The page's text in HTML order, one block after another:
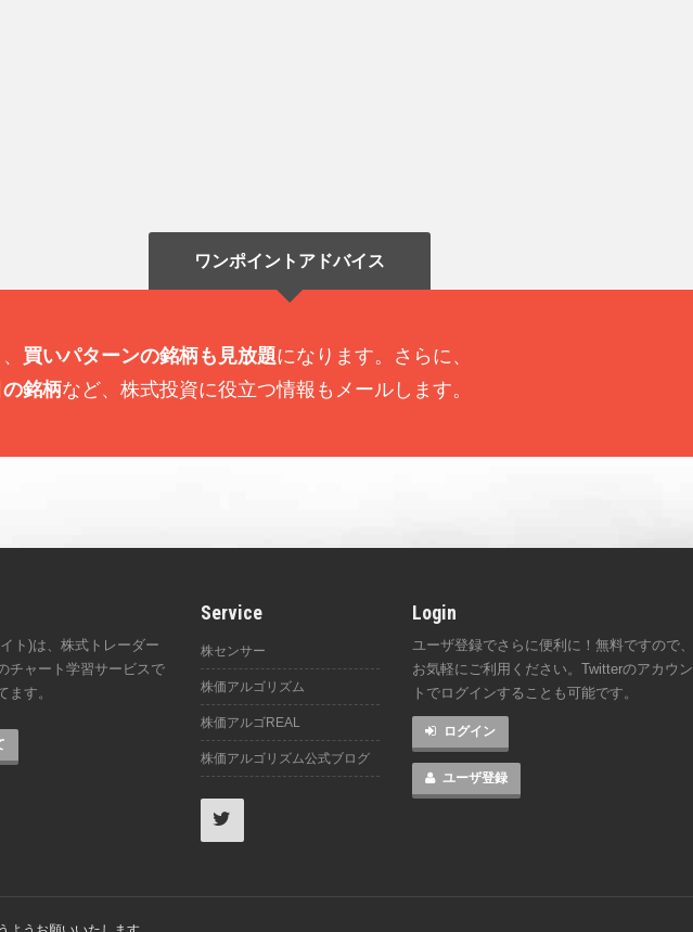
ワンポイントアドバイス
買いパターンの銘柄も見放題になります。さらに、
銘柄など、株式投資に役立つ情報もメールします。
ト)は、株式トレーダー
チャート学習サービスで
ます。
Service
株センサー
株価アルゴリズム
株価アルゴREAL
株価アルゴリズム公式ブログ
Login
ユーザ登録でさらに便利に！無料ですので、
お気軽にご利用ください。Twitterのアカウン
トでログインすることも可能です。
ログイン
ユーザ登録